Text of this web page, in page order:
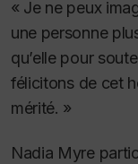
« Je ne peux
une personne
qu’elle pour
félicitons de cet
mérité. »
Nadia Myre